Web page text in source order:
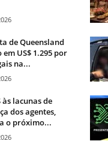
de Queensland
US$ 1.295 por
na...
às lacunas de
dos agentes,
o próximo...